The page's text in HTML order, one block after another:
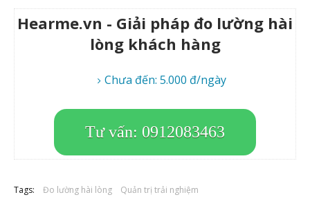
Hearme.vn - Giải pháp đo lường hài
lòng khách hàng
Chưa đến: 5.000 đ/ngày
Tư vấn: 0912083463
Tags: Đo lường hài lòng Quản trị trải nghiệm